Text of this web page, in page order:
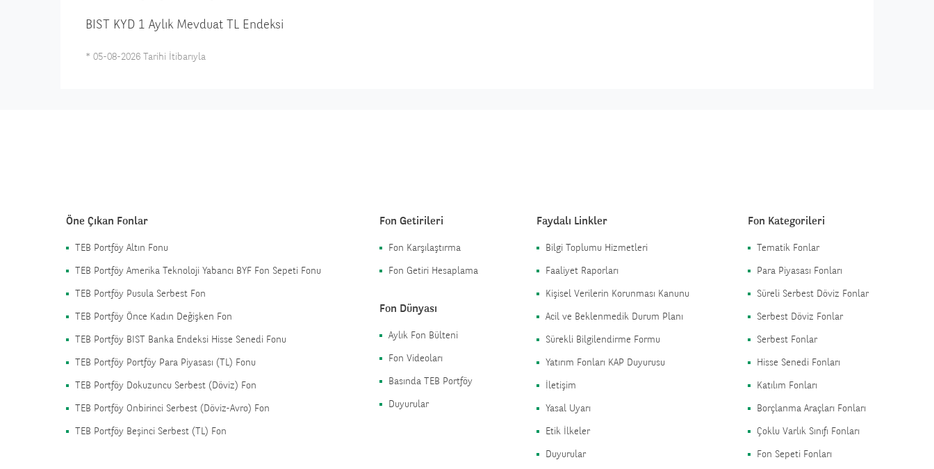
BIST KYD 1 Aylık Mevduat TL Endeksi
* 05-08-2026 Tarihi İtibarıyla
Öne Çıkan Fonlar
TEB Portföy Altın Fonu
TEB Portföy Amerika Teknoloji Yabancı BYF Fon Sepeti Fonu
TEB Portföy Pusula Serbest Fon
TEB Portföy Önce Kadın Değişken Fon
TEB Portföy BIST Banka Endeksi Hisse Senedi Fonu
TEB Portföy Portföy Para Piyasası (TL) Fonu
TEB Portföy Dokuzuncu Serbest (Döviz) Fon
TEB Portföy Onbirinci Serbest (Döviz-Avro) Fon
TEB Portföy Beşinci Serbest (TL) Fon
Fon Getirileri
Fon Karşılaştırma
Fon Getiri Hesaplama
Fon Dünyası
Aylık Fon Bülteni
Fon Videoları
Basında TEB Portföy
Duyurular
Faydalı Linkler
Bilgi Toplumu Hizmetleri
Faaliyet Raporları
Kişisel Verilerin Korunması Kanunu
Acil ve Beklenmedik Durum Planı
Sürekli Bilgilendirme Formu
Yatırım Fonları KAP Duyurusu
İletişim
Yasal Uyarı
Etik İlkeler
Duyurular
Fon Kategorileri
Tematik Fonlar
Para Piyasası Fonları
Süreli Serbest Döviz Fonlar
Serbest Döviz Fonlar
Serbest Fonlar
Hisse Senedi Fonları
Katılım Fonları
Borçlanma Araçları Fonları
Çoklu Varlık Sınıfı Fonları
Fon Sepeti Fonları